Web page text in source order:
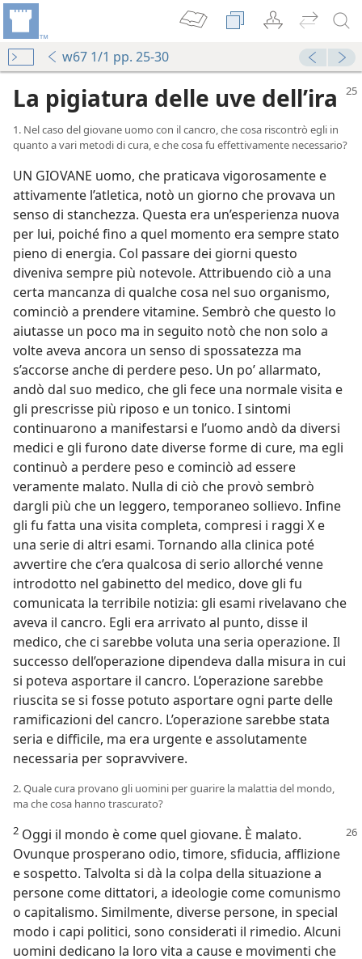
w67 1/1 pp. 25-30
La pigiatura delle uve dell’ira
1. Nel caso del giovane uomo con il cancro, che cosa riscontrò egli in
quanto a vari metodi di cura, e che cosa fu effettivamente necessario?
UN GIOVANE uomo, che praticava vigorosamente e
attivamente l’atletica, notò un giorno che provava un
senso di stanchezza. Questa era un’esperienza nuova
per lui, poiché fino a quel momento era sempre stato
pieno di energia. Col passare dei giorni questo
diveniva sempre più notevole. Attribuendo ciò a una
certa mancanza di qualche cosa nel suo organismo,
cominciò a prendere vitamine. Sembrò che questo lo
aiutasse un poco ma in seguito notò che non solo a
volte aveva ancora un senso di spossatezza ma
s’accorse anche di perdere peso. Un po’ allarmato,
andò dal suo medico, che gli fece una normale visita e
gli prescrisse più riposo e un tonico. I sintomi
continuarono a manifestarsi e l’uomo andò da diversi
medici e gli furono date diverse forme di cure, ma egli
continuò a perdere peso e cominciò ad essere
veramente malato. Nulla di ciò che provò sembrò
dargli più che un leggero, temporaneo sollievo. Infine
gli fu fatta una visita completa, compresi i raggi X e
una serie di altri esami. Tornando alla clinica poté
avvertire che c’era qualcosa di serio allorché venne
introdotto nel gabinetto del medico, dove gli fu
comunicata la terribile notizia: gli esami rivelavano che
aveva il cancro. Egli era arrivato al punto, disse il
medico, che ci sarebbe voluta una seria operazione. Il
successo dell’operazione dipendeva dalla misura in cui
si poteva asportare il cancro. L’operazione sarebbe
riuscita se si fosse potuto asportare ogni parte delle
ramificazioni del cancro. L’operazione sarebbe stata
seria e difficile, ma era urgente e assolutamente
necessaria per sopravvivere.
2. Quale cura provano gli uomini per guarire la malattia del mondo,
ma che cosa hanno trascurato?
2 Oggi il mondo è come quel giovane. È malato.
Ovunque prosperano odio, timore, sfiducia, afflizione
e sospetto. Talvolta si dà la colpa della situazione a
persone come dittatori, a ideologie come comunismo
o capitalismo. Similmente, diverse persone, in special
modo i capi politici, sono considerati il rimedio. Alcuni
uomini dedicano la loro vita a cause e movimenti che